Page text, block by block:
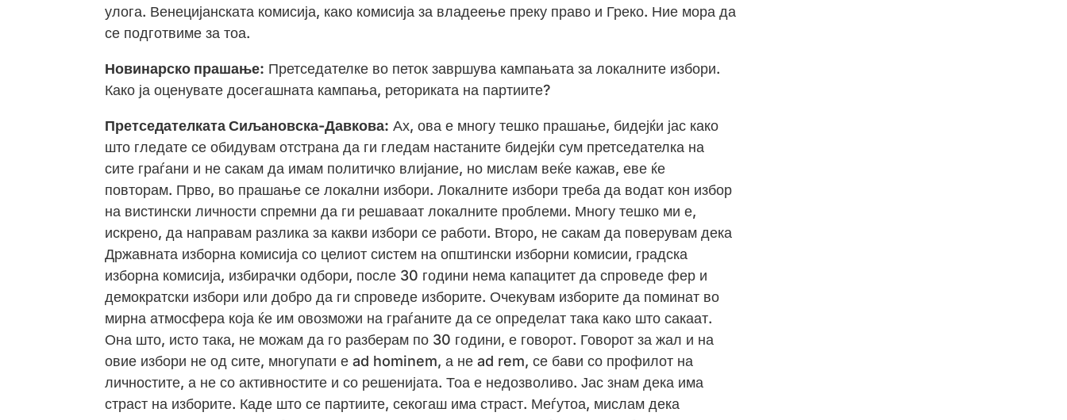
улога. Венецијанската комисија, како комисија за владеење преку право и Греко. Ние мора да
се подготвиме за тоа.
Новинарско прашање: Претседателке во петок завршува кампањата за локалните избори.
Како ја оценувате досегашната кампања, реториката на партиите?
Претседателката Сиљановска-Давкова: Ах, ова е многу тешко прашање, бидејќи јас како
што гледате се обидувам отстрана да ги гледам настаните бидејќи сум претседателка на
сите граѓани и не сакам да имам политичко влијание, но мислам веќе кажав, еве ќе
повторам. Прво, во прашање се локални избори. Локалните избори треба да водат кон избор
на вистински личности спремни да ги решаваат локалните проблеми. Многу тешко ми е,
искрено, да направам разлика за какви избори се работи. Второ, не сакам да поверувам дека
Државната изборна комисија со целиот систем на општински изборни комисии, градска
изборна комисија, избирачки одбори, после 30 години нема капацитет да спроведе фер и
демократски избори или добро да ги спроведе изборите. Очекувам изборите да поминат во
мирна атмосфера која ќе им овозможи на граѓаните да се определат така како што сакаат.
Она што, исто така, не можам да го разберам по 30 години, е говорот. Говорот за жал и на
овие избори не од сите, многупати е ad hominem, а не ad rem, се бави со профилот на
личностите, а не со активностите и со решенијата. Тоа е недозволиво. Јас знам дека има
страст на изборите. Каде што се партиите, секогаш има страст. Меѓутоа, мислам дека